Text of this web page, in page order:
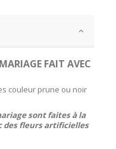
FAIT AVEC
couleur prune ou noir
sont faites à la
des fleurs artificielles